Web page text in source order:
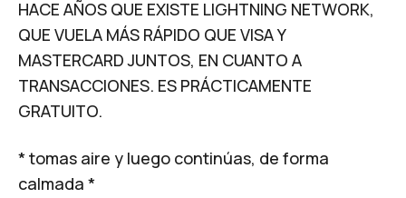
HACE AÑOS QUE EXISTE LIGHTNING NETWORK,
QUE VUELA MÁS RÁPIDO QUE VISA Y
MASTERCARD JUNTOS, EN CUANTO A
TRANSACCIONES. ES PRÁCTICAMENTE
GRATUITO.
* tomas aire y luego continúas, de forma
calmada *